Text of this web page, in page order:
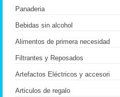
Panaderia
Bebidas sin alcohol
Alimentos de primera necesidad
Filtrantes y Reposados
Artefactos Eléctricos y accesori
Articulos de regalo